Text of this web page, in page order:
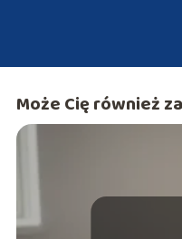
Może Cię również